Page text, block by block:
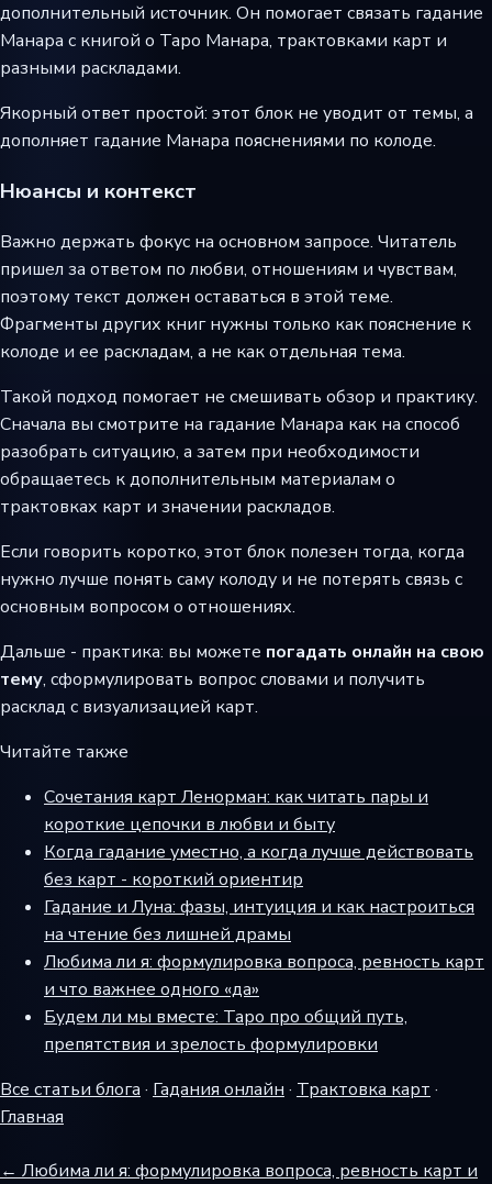
дополнительный источник. Он помогает связать гадание
Манара с книгой о Таро Манара, трактовками карт и
разными раскладами.
Якорный ответ простой: этот блок не уводит от темы, а
дополняет гадание Манара пояснениями по колоде.
Нюансы и контекст
Важно держать фокус на основном запросе. Читатель
пришел за ответом по любви, отношениям и чувствам,
поэтому текст должен оставаться в этой теме.
Фрагменты других книг нужны только как пояснение к
колоде и ее раскладам, а не как отдельная тема.
Такой подход помогает не смешивать обзор и практику.
Сначала вы смотрите на гадание Манара как на способ
разобрать ситуацию, а затем при необходимости
обращаетесь к дополнительным материалам о
трактовках карт и значении раскладов.
Если говорить коротко, этот блок полезен тогда, когда
нужно лучше понять саму колоду и не потерять связь с
основным вопросом о отношениях.
Дальше - практика: вы можете погадать онлайн на свою
тему, сформулировать вопрос словами и получить
расклад с визуализацией карт.
Читайте также
Сочетания карт Ленорман: как читать пары и
короткие цепочки в любви и быту
Когда гадание уместно, а когда лучше действовать
без карт - короткий ориентир
Гадание и Луна: фазы, интуиция и как настроиться
на чтение без лишней драмы
Любима ли я: формулировка вопроса, ревность карт
и что важнее одного «да»
Будем ли мы вместе: Таро про общий путь,
препятствия и зрелость формулировки
Все статьи блога · Гадания онлайн · Трактовка карт ·
Главная
← Любима ли я: формулировка вопроса, ревность карт и